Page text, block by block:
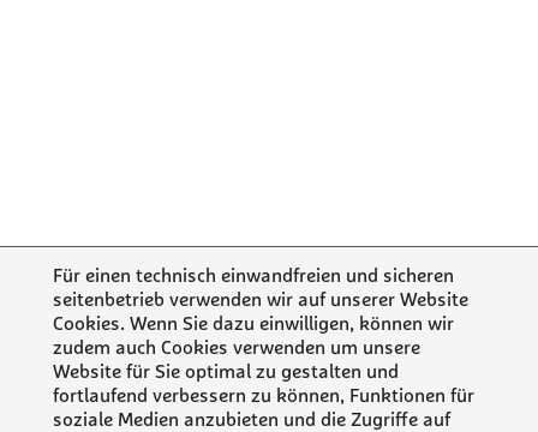
Für einen technisch einwandfreien und sicheren
seitenbetrieb verwenden wir auf unserer Website
Cookies. Wenn Sie dazu einwilligen, können wir
zudem auch Cookies verwenden um unsere
Website für Sie optimal zu gestalten und
fortlaufend verbessern zu können, Funktionen für
soziale Medien anzubieten und die Zugriffe auf